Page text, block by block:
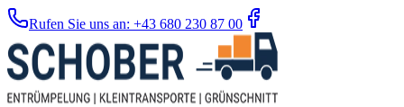
Rufen Sie uns an: +43 680 230 87 00